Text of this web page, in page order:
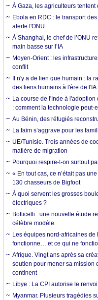
À Gaza, les agriculteurs
Ebola en RDC : le transport
alerte l'ONU
À Shanghai, le chef de l’ONU
main basse sur l’IA
Moyen-Orient : les
conflit
Il n'y a de lien que humain : la
des liens humains à l'ère de l'IA
La course de l'Inde à
: comment la technologie peut-
Au Bénin, des réfugiés
La faim s’aggrave pour les
UE/Tunisie. Trois années de
matière de migration
Pourquoi respire-t-on surtout
« En tout cas, ce n’était pas
130 chasseurs de Bigfoot
À quoi servent les grosses
électriques ?
Botticelli : une nouvelle étude
célèbre modèle
Les équipes nord-africaines
fonctionne… et ce qui ne
Afrique. Vingt ans après sa
soutien pour mener sa mission
continent
Libye : La CPI autorise le
Myanmar. Plusieurs tragédies